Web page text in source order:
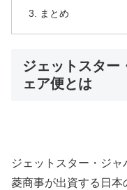
まとめ
ジェットスタ
ェア便とは
ジェットスター・ジ
菱商事が出資する日本